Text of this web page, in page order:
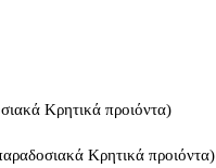
Κρητικά προιόντα)
Κρητικά προιόντα)